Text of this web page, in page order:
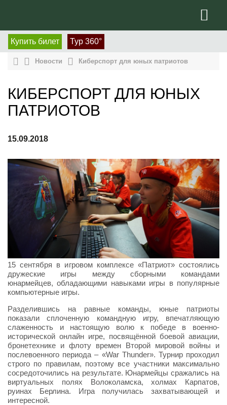
Купить билет Тур 360°
Новости Киберспорт для юных патриотов
КИБЕРСПОРТ ДЛЯ ЮНЫХ
ПАТРИОТОВ
15.09.2018
15 сентября в игровом комплексе «Патриот» состоялись
дружеские игры между сборными командами
юнармейцев, обладающими навыками игры в популярные
компьютерные игры.
Разделившись на равные команды, юные патриоты
показали сплоченную командную игру, впечатляющую
слаженность и настоящую волю к победе в военно-
исторической онлайн игре, посвящённой боевой авиации,
бронетехнике и флоту времен Второй мировой войны и
послевоенного периода – «War Thunder». Турнир проходил
строго по правилам, поэтому все участники максимально
сосредоточились на результате. Юнармейцы сражались на
виртуальных полях Волоколамска, холмах Карпатов,
руинах Берлина. Игра получилась захватывающей и
интересной.